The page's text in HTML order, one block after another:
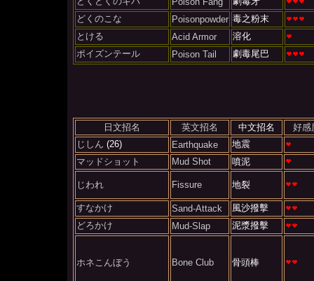
どくのこな
Poisonpowder 毒之粉末
とける
Acid Armor
溶化
ポイズンテール
Poison Tail 劇毒尾巴
日文招名 英文招名 中文招名
好感
じしん (26) Earthquake
地震
マッドショット
Mud Shot 噴泥
じわれ Fissure 地裂
すなかけ Sand-Attack
風沙撥擊
どろかけ
Mud-Slap 泥漿撥擊
ホネこんぼう Bone Club 骨頭棒